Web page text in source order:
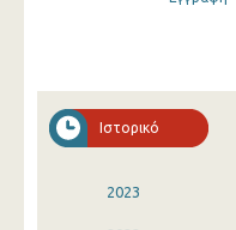
Ιστορικό
2023